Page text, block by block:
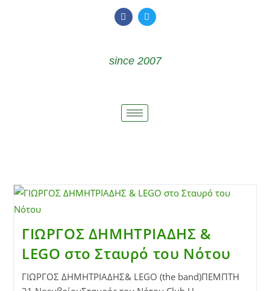
since 2007
ΓΙΩΡΓΟΣ ΔΗΜΗΤΡΙΑΔΗΣ &
LEGO στο Σταυρό του Νότου
ΓΙΩΡΓΟΣ ΔΗΜΗΤΡΙΑΔΗΣ& LEGO (the band)ΠΕΜΠΤΗ